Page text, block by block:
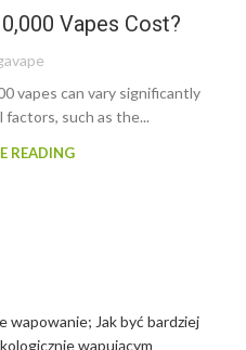
Vapes Cost?
vapes can vary significantly
such as the...
READING